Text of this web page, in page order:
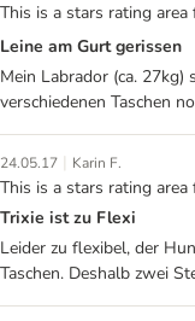
This is a stars rating
Leine am Gurt gerissen
Mein Labrador (ca.
verschiedenen Taschen
24.05.17 | Karin F.
This is a stars rating
Trixie ist zu Flexi
Leider zu flexibel, der
Taschen. Deshalb zwei